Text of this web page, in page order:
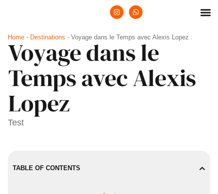
Home - Destinations - Voyage dans le Temps avec Alexis Lopez
Voyage dans le
Temps avec Alexis
Lopez
Test
TABLE OF CONTENTS